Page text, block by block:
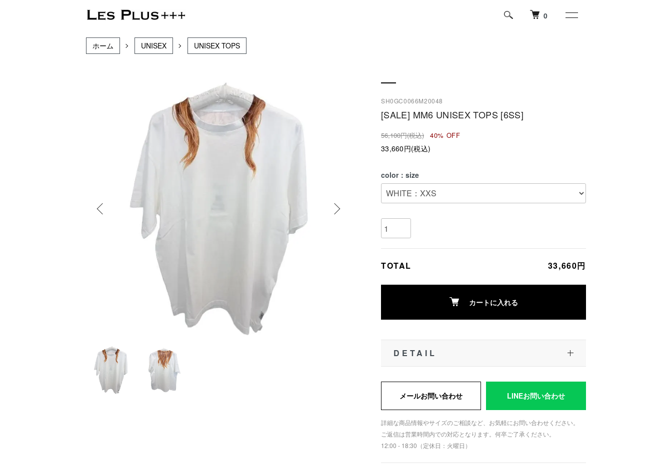
0
ホーム UNISEX UNISEX TOPS
SH0GC0066M20048
[SALE] MM6 UNISEX TOPS [6SS]
56,100円(税込) 40% OFF
33,660円(税込)
color：size
TOTAL 33,660円
カートに入れる
DETAIL
メールお問い合わせ LINEお問い合わせ
詳細な商品情報やサイズのご相談など、お気軽にお問い合わせください。
ご返信は営業時間内での対応となります。何卒ご了承ください。
12:00 - 18:30（定休日：火曜日）